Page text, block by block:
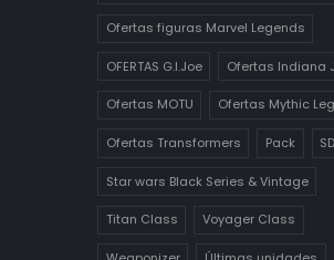
Ofertas figuras Marvel Legends
OFERTAS G.I.Joe Ofertas Indiana
Ofertas MOTU Ofertas Mythic
Ofertas Transformers Pack
Star wars Black Series & Vintage
Titan Class Voyager Class